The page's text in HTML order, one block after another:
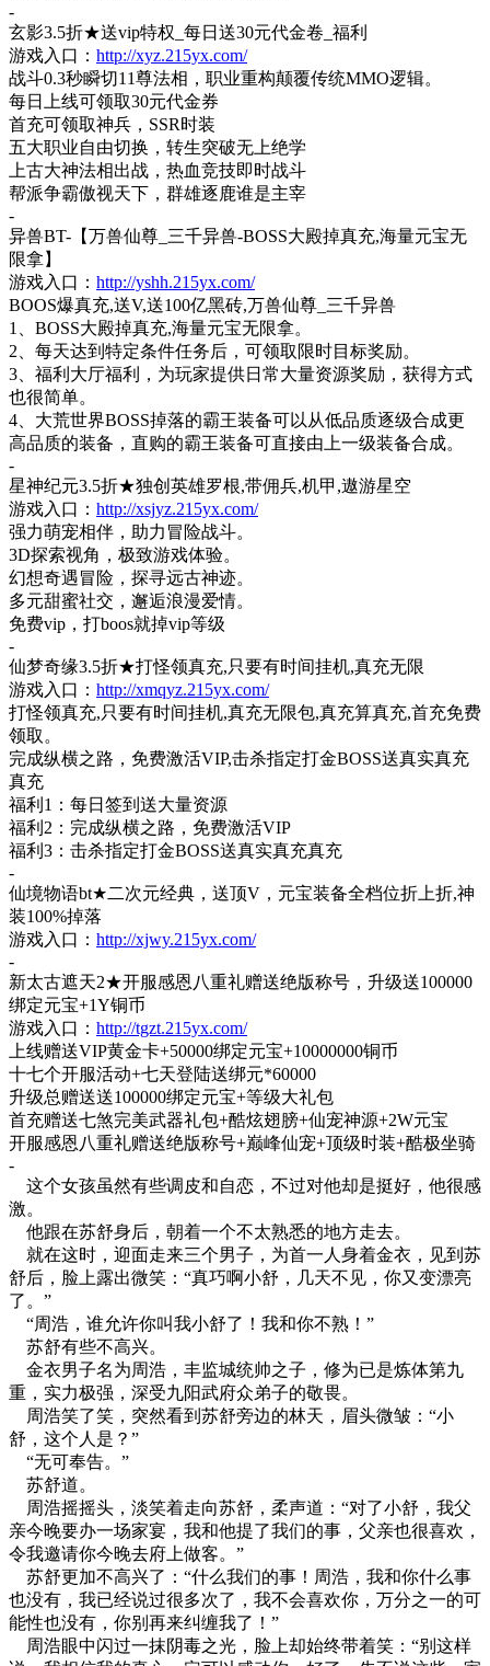
-
玄影3.5折★送vip特权_每日送30元代金卷_福利
游戏入口： http://xyz.215yx.com/
战斗0.3秒瞬切11尊法相，职业重构颠覆传统MMO逻辑。
每日上线可领取30元代金券
首充可领取神兵， SSR时装
五大职业自由切换，转生突破无上绝学
上古大神法相出战，热血竞技即时战斗
帮派争霸傲视天下，群雄逐鹿谁是主宰
-
异兽BT-【万兽仙尊_三千异兽-BOSS大殿掉真充,海量元宝无
限拿】
游戏入口： http://yshh.215yx.com/
BOOS爆真充,送V,送100亿黑砖,万兽仙尊_三千异兽
1、BOSS大殿掉真充,海量元宝无限拿。
2、每天达到特定条件任务后，可领取限时目标奖励。
3、福利大厅福利，为玩家提供日常大量资源奖励，获得方式
也很简单。
4、大荒世界BOSS掉落的霸王装备可以从低品质逐级合成更
高品质的装备，直购的霸王装备可直接由上一级装备合成。
-
星神纪元3.5折★独创英雄罗根,带佣兵,机甲,遨游星空
游戏入口： http://xsjyz.215yx.com/
强力萌宠相伴，助力冒险战斗。
3D探索视角，极致游戏体验。
幻想奇遇冒险，探寻远古神迹。
多元甜蜜社交，邂逅浪漫爱情。
免费vip，打boos就掉vip等级
-
仙梦奇缘3.5折★打怪领真充,只要有时间挂机,真充无限
游戏入口： http://xmqyz.215yx.com/
打怪领真充,只要有时间挂机,真充无限包,真充算真充,首充免费
领取。
完成纵横之路，免费激活VIP,击杀指定打金BOSS送真实真充
真充
福利 1：每日签到送大量资源
福利 2：完成纵横之路，免费激活VIP
福利 3：击杀指定打金BOSS送真实真充真充
-
仙境物语bt★二次元经典，送顶V，元宝装备全档位折上折,神
装100%掉落
游戏入口： http://xjwy.215yx.com/
-
新太古遮天2★开服感恩八重礼赠送绝版称号，升级送100000
绑定元宝+1Y铜币
游戏入口： http://tgzt.215yx.com/
上线赠送VIP黄金卡+50000绑定元宝+10000000铜币
十七个开服活动+七天登陆送绑元*60000
升级总赠送送100000绑定元宝+等级大礼包
首充赠送七煞完美武器礼包+酷炫翅膀+仙宠神源+2W元宝
开服感恩八重礼赠送绝版称号+巅峰仙宠+顶级时装+酷极坐骑
-
这个女孩虽然有些调皮和自恋，不过对他却是挺好，他很感
激。
他跟在苏舒身后，朝着一个不太熟悉的地方走去。
就在这时，迎面走来三个男子，为首一人身着金衣，见到苏
舒后，脸上露出微笑： “真巧啊小舒，几天不见，你又变漂亮
了。”
“周浩，谁允许你叫我小舒了！我和你不熟！”
苏舒有些不高兴。
金衣男子名为周浩，丰监城统帅之子，修为已是炼体第九
重，实力极强，深受九阳武府众弟子的敬畏。
周浩笑了笑，突然看到苏舒旁边的林天，眉头微皱： “小
舒，这个人是？”
“无可奉告。”
苏舒道。
周浩摇摇头，淡笑着走向苏舒，柔声道： “对了小舒，我父
亲今晚要办一场家宴，我和他提了我们的事，父亲也很喜欢，
令我邀请你今晚去府上做客。”
苏舒更加不高兴了： “什么我们的事！周浩，我和你什么事
也没有，我已经说过很多次了，我不会喜欢你，万分之一的可
能性也没有，你别再来纠缠我了！”
周浩眼中闪过一抹阴毒之光，脸上却始终带着笑： “别这样